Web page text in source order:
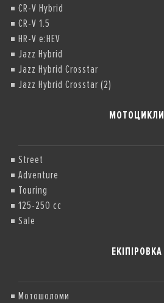
CR-V Hybrid
CR-V 1.5
HR-V e:HEV
Jazz Hybrid
Jazz Hybrid Crosstar
Jazz Hybrid Crosstar (2)
МОТОЦИКЛИ
Street
Adventure
Touring
125-250 cc
Sale
ЕКІПІРОВКА
Мотошоломи